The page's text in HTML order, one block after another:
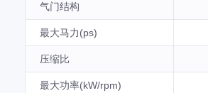
气门结构
最大马力(ps)
压缩比
最大功率(kW/rpm)